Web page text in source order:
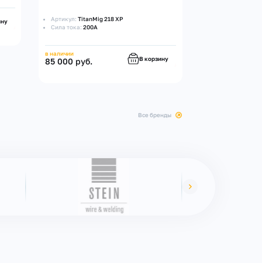
Артикул:TitanMig 218 XP
Сила тока:200А
в наличии
85 000 руб. В корзину
все бренды